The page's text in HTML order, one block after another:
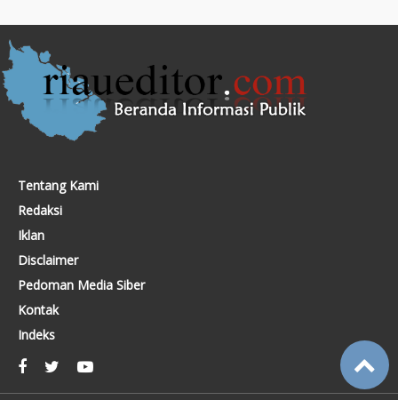
Tentang Kami
Redaksi
Iklan
Disclaimer
Pedoman Media Siber
Kontak
Indeks